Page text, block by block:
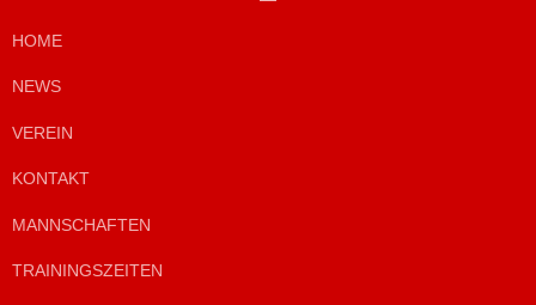
HOME
NEWS
VEREIN
KONTAKT
MANNSCHAFTEN
TRAININGSZEITEN